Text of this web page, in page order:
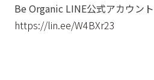
Be Organic LINE公式アカウント
https://lin.ee/W4BXr23